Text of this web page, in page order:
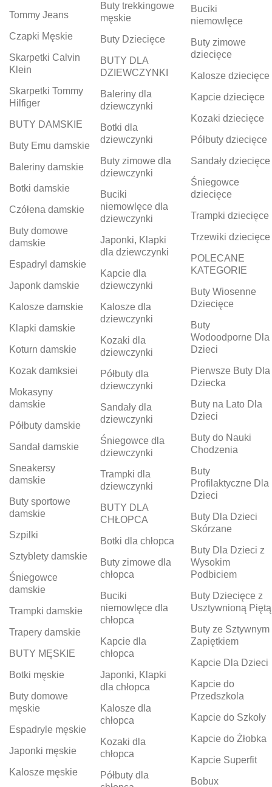
Tommy Jeans
Czapki Męskie
Skarpetki Calvin
Klein
Skarpetki Tommy
Hilfiger
BUTY DAMSKIE
Buty Emu damskie
Baleriny damskie
Botki damskie
Czółena damskie
Buty domowe
damskie
Espadryl damskie
Japonk damskie
Kalosze damskie
Klapki damskie
Koturn damskie
Kozak damksiei
Mokasyny
damskie
Półbuty damskie
Sandał damskie
Sneakersy
damskie
Buty sportowe
damskie
Szpilki
Sztyblety damskie
Śniegowce
damskie
Trampki damskie
Trapery damskie
BUTY MĘSKIE
Botki męskie
Buty domowe
męskie
Espadryle męskie
Japonki męskie
Kalosze męskie
Buty trekkingowe
męskie
Buty Dziecięce
BUTY DLA
DZIEWCZYNKI
Baleriny dla
dziewczynki
Botki dla
dziewczynki
Buty zimowe dla
dziewczynki
Buciki
niemowlęce dla
dziewczynki
Japonki, Klapki
dla dziewczynki
Kapcie dla
dziewczynki
Kalosze dla
dziewczynki
Kozaki dla
dziewczynki
Półbuty dla
dziewczynki
Sandały dla
dziewczynki
Śniegowce dla
dziewczynki
Trampki dla
dziewczynki
BUTY DLA
CHŁOPCA
Botki dla chłopca
Buty zimowe dla
chłopca
Buciki
niemowlęce dla
chłopca
Kapcie dla
chłopca
Japonki, Klapki
dla chłopca
Kalosze dla
chłopca
Kozaki dla
chłopca
Półbuty dla
Buciki
niemowlęce
Buty zimowe
dziecięce
Kalosze dziecięce
Kapcie dziecięce
Kozaki dziecięce
Półbuty dziecięce
Sandały dziecięce
Śniegowce
dziecięce
Trampki dziecięce
Trzewiki dziecięce
POLECANE
KATEGORIE
Buty Wiosenne
Dziecięce
Buty
Wodoodporne Dla
Dzieci
Pierwsze Buty Dla
Dziecka
Buty na Lato Dla
Dzieci
Buty do Nauki
Chodzenia
Buty
Profilaktyczne Dla
Dzieci
Buty Dla Dzieci
Skórzane
Buty Dla Dzieci z
Wysokim
Podbiciem
Buty Dziecięce z
Usztywnioną Piętą
Buty ze Sztywnym
Zapiętkiem
Kapcie Dla Dzieci
Kapcie do
Przedszkola
Kapcie do Szkoły
Kapcie do Żłobka
Kapcie Superfit
Bobux